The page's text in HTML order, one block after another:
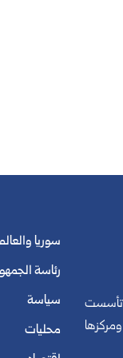
تأسست
ومركزها
سوريا
رئاسة
سياسة
محليات